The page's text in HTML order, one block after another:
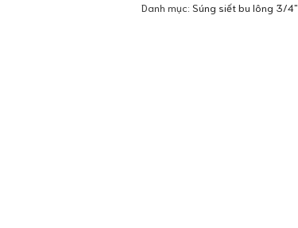
Danh mục: Súng siết bu lông 3/4"